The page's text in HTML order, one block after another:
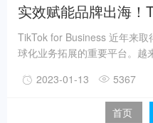
实效赋能品牌出海！
力多品牌斩获艾菲全
TikTok for Business 近年来
球化业务拓展的重要平台。越
的触达、吸引及联结，成功布
大中华区艾菲全球化营销奖获
Y.O.U、Bilibili 等品牌凭借在
2023-01-13 5367
首页